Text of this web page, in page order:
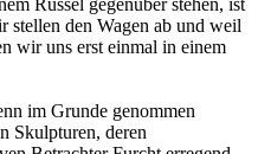
Rüssel gegenüber stehen, ist
stellen den Wagen ab und weil
wir uns erst einmal in einem
im Grunde genommen
Skulpturen, deren